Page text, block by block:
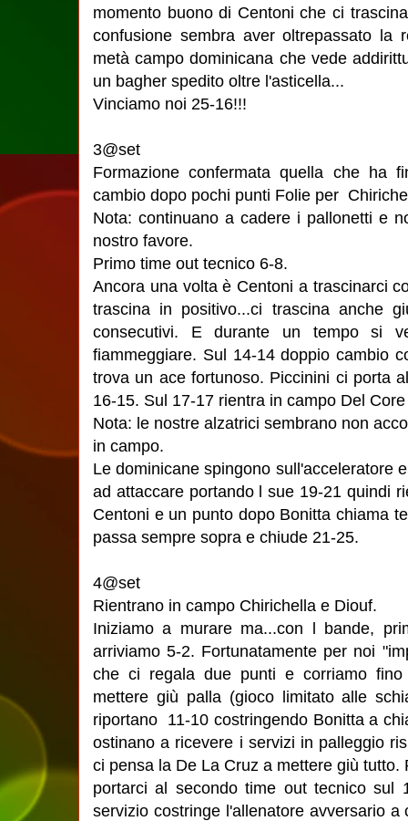
momento buono di Centoni che ci
confusione sembra aver oltrepassato la
metà campo dominicana che vede
un bagher spedito oltre l'asticella...
Vinciamo noi 25-16!!!
3@set
Formazione confermata quella che ha
cambio dopo pochi punti Folie per
Nota: continuano a cadere i pallonetti e
nostro favore.
Primo time out tecnico 6-8.
Ancora una volta è Centoni a trascinarci
trascina in positivo...ci trascina anche
consecutivi. E durante un tempo si
fiammeggiare. Sul 14-14 doppio cambio
trova un ace fortunoso. Piccinini ci porta
16-15. Sul 17-17 rientra in campo Del
Nota: le nostre alzatrici sembrano non
in campo.
Le dominicane spingono sull'acceleratore
ad attaccare portando l sue 19-21 quindi
Centoni e un punto dopo Bonitta chiama
passa sempre sopra e chiude 21-25.
4@set
Rientrano in campo Chirichella e Diouf.
Iniziamo a murare ma...con l bande,
arriviamo 5-2. Fortunatamente per noi
che ci regala due punti e corriamo
mettere giù palla (gioco limitato alle
riportano 11-10 costringendo Bonitta a
ostinano a ricevere i servizi in palleggio
ci pensa la De La Cruz a mettere giù
portarci al secondo time out tecnico sul
servizio costringe l'allenatore avversario